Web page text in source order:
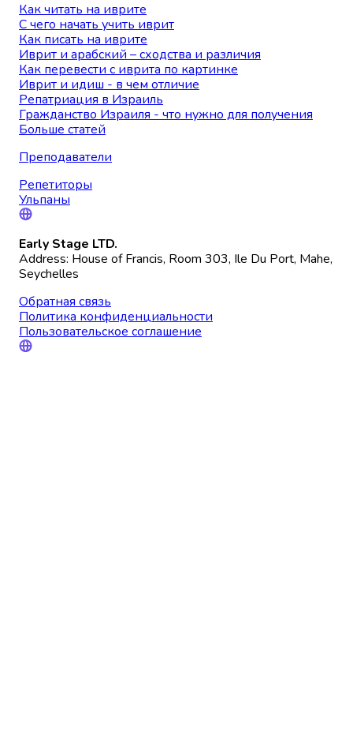
Как читать на иврите
С чего начать учить иврит
Как писать на иврите
Иврит и арабский – сходства и различия
Как перевести с иврита по картинке
Иврит и идиш - в чем отличие
Репатриация в Израиль
Гражданство Израиля - что нужно для получения
Больше статей
Преподаватели
Репетиторы
Ульпаны
Early Stage LTD.
Address: House of Francis, Room 303, Ile Du Port, Mahe,
Seychelles
Обратная связь
Политика конфиденциальности
Пользовательское соглашение